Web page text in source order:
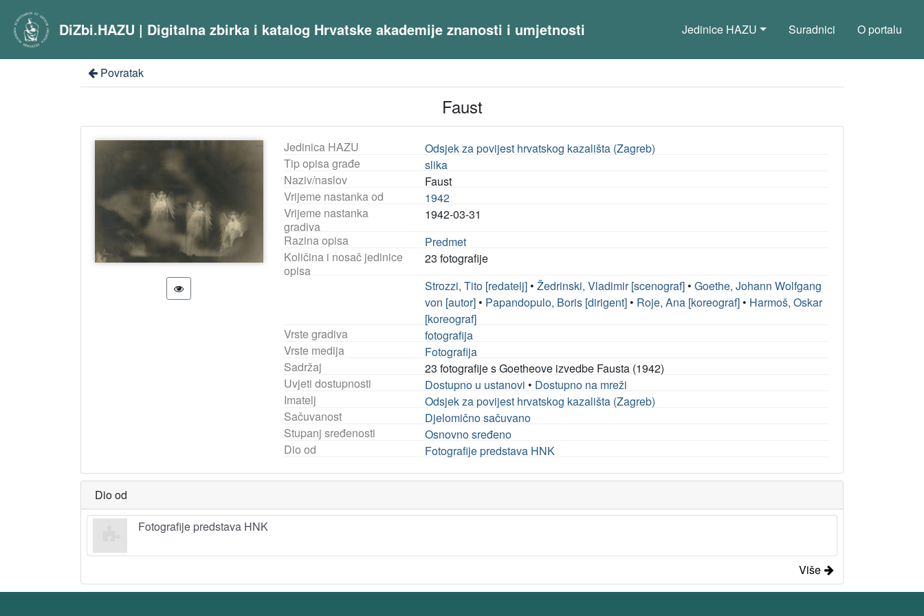
DiZbi.HAZU | Digitalna zbirka i katalog Hrvatske akademije znanosti i umjetnosti Jedinice HAZU Suradnici O portalu
Povratak
Faust
Jedinica HAZU
Odsjek za povijest hrvatskog kazališta (Zagreb)
Tip opisa građe
slika
Naziv/naslov
Faust
Vrijeme nastanka od
1942
Vrijeme nastanka
gradiva
1942-03-31
Razina opisa
Predmet
Količina i nosač jedinice
opisa
23 fotografije
Strozzi, Tito [redatelj] •Žedrinski, Vladimir [scenograf] •Goethe, Johann Wolfgang
von [autor] • Papandopulo, Boris [dirigent] • Roje, Ana [koreograf] • Harmoš, Oskar
[koreograf]
Vrste gradiva
fotografija
Vrste medija
Fotografija
Sadržaj
23 fotografije s Goetheove izvedbe Fausta (1942)
Uvjeti dostupnosti
Dostupno u ustanovi • Dostupno na mreži
Imatelj
Odsjek za povijest hrvatskog kazališta (Zagreb)
Sačuvanost
Djelomično sačuvano
Stupanj sređenosti
Osnovno sređeno
Dio od
Fotografije predstava HNK
Dio od
Fotografije predstava HNK
Više